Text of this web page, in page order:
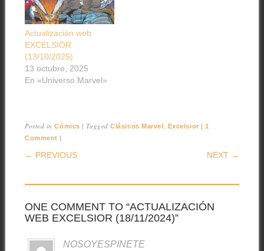
Actualización web
EXCELSIOR
(13/10/2025)
13 octubre, 2025
En «Universo Marvel»
Posted inCómics |TaggedClásicos Marvel, Excelsior |1
Comment |
POST NAVIGATION
← PREVIOUS NEXT →
ONE COMMENT TO “ACTUALIZACIÓN
WEB EXCELSIOR (18/11/2024)”
NOSOYESPINETE